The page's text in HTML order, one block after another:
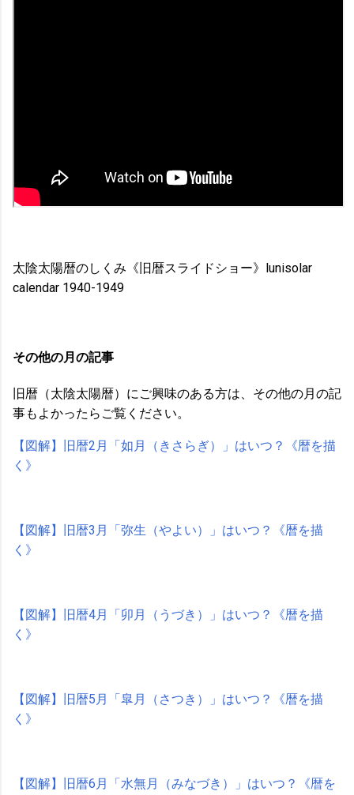
太陰太陽暦のしくみ《旧暦スライドショー》lunisolar
calendar 1940-1949
その他の月の記事
旧暦（太陰太陽暦）にご興味のある方は、その他の月の記
事もよかったらご覧ください。
【図解】旧暦2月「如月（きさらぎ）」はいつ？《暦を描
く》
【図解】旧暦3月「弥生（やよい）」はいつ？《暦を描
く》
【図解】旧暦4月「卯月（うづき）」はいつ？《暦を描
く》
【図解】旧暦5月「皐月（さつき）」はいつ？《暦を描
く》
【図解】旧暦6月「水無月（みなづき）」はいつ？《暦を